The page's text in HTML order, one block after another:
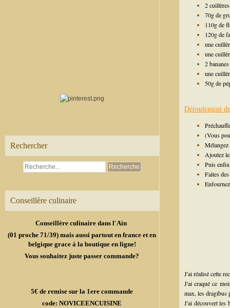
Rechercher
Conseillère culinaire
Conseillère culinaire dans l'Ain
(01 proche 71/39) mais aussi partout en france et en
belgique grace à la boutique en ligne!
Vous souhaitez juste passer commande?
5€ de remise sur la 1ere commande
code: NOVICEENCUISINE
2
70g de
110g de
120g de
une
une
2
une
50g de
Déroulement
(Vous
Mélangez
Ajoutez
Puis enfin
Faites
J'ai réalisé cette
J'ai craqué ce
max, les dragibus
J'ai découvert les